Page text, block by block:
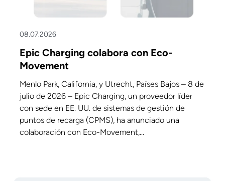
08.07.2026
Epic Charging colabora con Eco-
Movement
Menlo Park, California, y Utrecht, Países Bajos – 8 de
julio de 2026 – Epic Charging, un proveedor líder
con sede en EE. UU. de sistemas de gestión de
puntos de recarga (CPMS), ha anunciado una
colaboración con Eco-Movement,...